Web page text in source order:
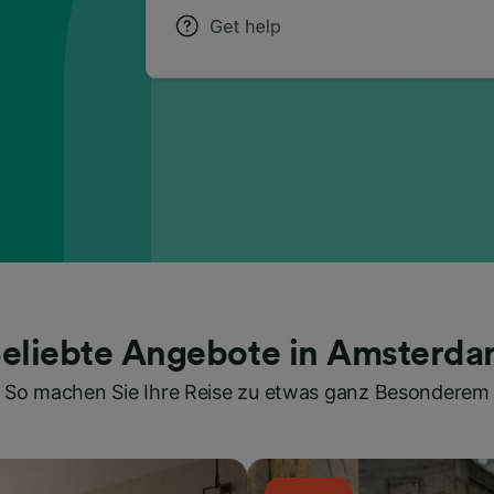
Angebote in
So machen Sie Ihre Reise zu etwas ganz Besonderem